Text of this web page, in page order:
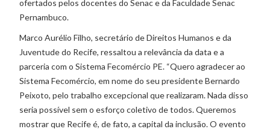
ofertados pelos docentes do Senac e da Faculdade Senac
Pernambuco.
Marco Aurélio Filho, secretário de Direitos Humanos e da
Juventude do Recife, ressaltou a relevância da data e a
parceria com o Sistema Fecomércio PE. “Quero agradecer ao
Sistema Fecomércio, em nome do seu presidente Bernardo
Peixoto, pelo trabalho excepcional que realizaram. Nada disso
seria possível sem o esforço coletivo de todos. Queremos
mostrar que Recife é, de fato, a capital da inclusão. O evento